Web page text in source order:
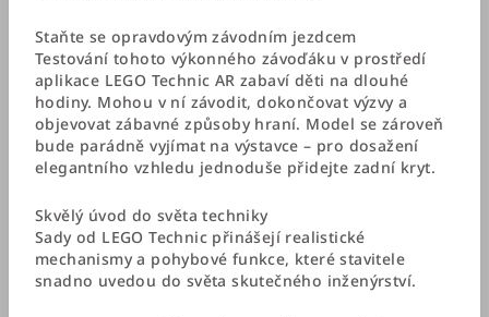
Staňte se opravdovým závodním jezdcem
Testování tohoto výkonného závoďáku v prostředí
aplikace LEGO Technic AR zabaví děti na dlouhé
hodiny. Mohou v ní závodit, dokončovat výzvy a
objevovat zábavné způsoby hraní. Model se zároveň
bude parádně vyjímat na výstavce – pro dosažení
elegantního vzhledu jednoduše přidejte zadní kryt.
Skvělý úvod do světa techniky
Sady od LEGO Technic přinášejí realistické
mechanismy a pohybové funkce, které stavitele
snadno uvedou do světa skutečného inženýrství.